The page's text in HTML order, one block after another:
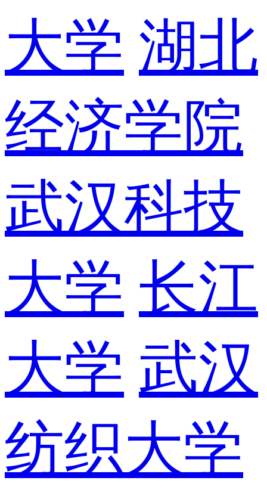
大学 湖北
经济学院
武汉科技
大学 长江
大学 武汉
纺织大学